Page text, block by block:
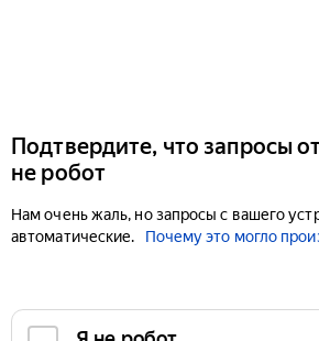
Подтвердите, что запросы
не робот
Нам очень жаль, но запросы с вашего
автоматические.
Почему это могло